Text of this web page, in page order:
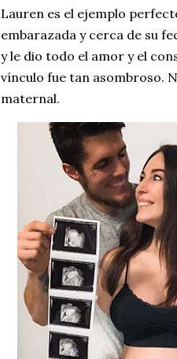
Lauren es el ejemplo
embarazada y cerca de su
y le dio todo el amor y el
vínculo fue tan asombroso.
maternal.